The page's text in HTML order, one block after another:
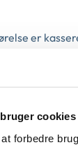
cookies
forbedre
er
21